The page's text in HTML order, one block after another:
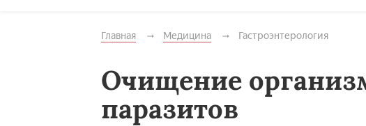
Главная Медицина Гастроэнтерология
Очищение
паразитов